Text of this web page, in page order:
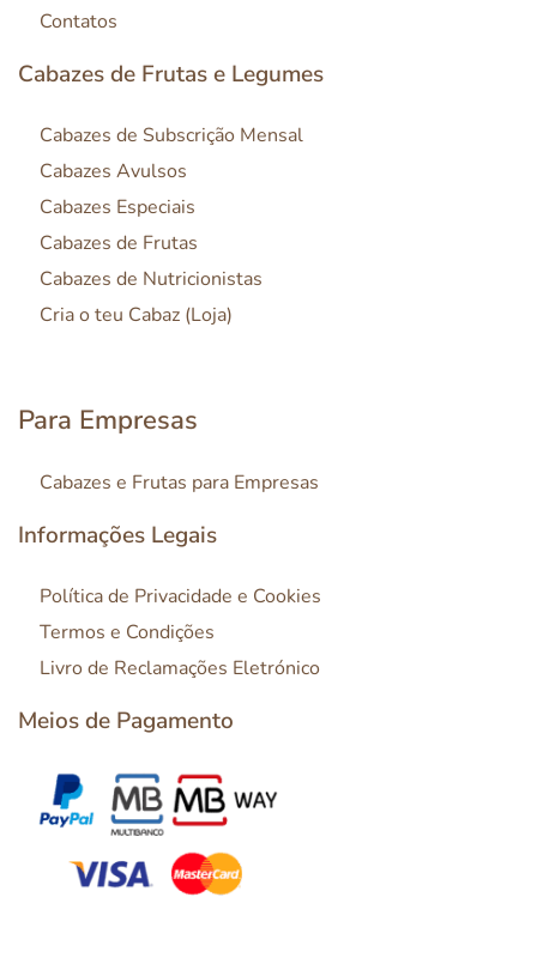
Contatos
Cabazes de Frutas e Legumes
Cabazes de Subscrição Mensal
Cabazes Avulsos
Cabazes Especiais
Cabazes de Frutas
Cabazes de Nutricionistas
Cria o teu Cabaz (Loja)
Para Empresas
Cabazes e Frutas para Empresas
Informações Legais
Política de Privacidade e Cookies
Termos e Condições
Livro de Reclamações Eletrónico
Meios de Pagamento